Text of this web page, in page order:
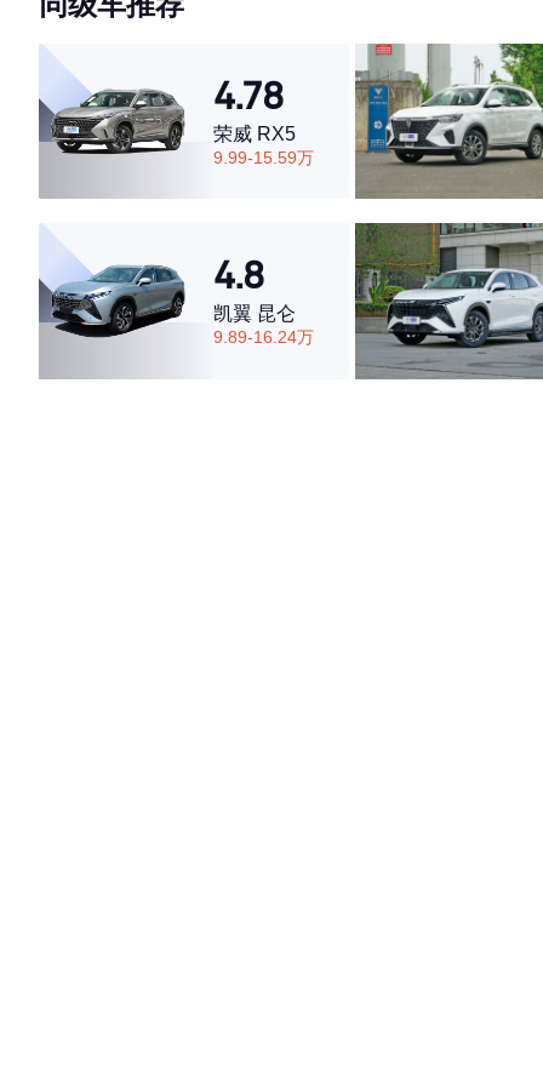
4.74
·外观表现一般，低于54%同级车
·空间表现较为优秀，优于75%同级车
4.78
荣威 RX5
9.99-15.59万
4.8
凯翼 昆仑
9.89-16.24万